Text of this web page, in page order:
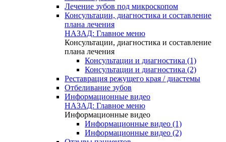
Лечение зубов под микроскопом
Консультации, диагностика и составление
плана лечения
НАЗАД: Главное меню
Консультации, диагностика и составление
плана лечения
Консультации и диагностика (1)
Консультации и диагностика (2)
Реставрация режущего края / диастемы
Отбеливание зубов
Информационные видео
НАЗАД: Главное меню
Информационные видео
Информационные видео (1)
Информационные видео (2)